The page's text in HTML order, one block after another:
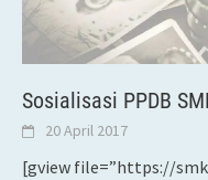
Sosialisasi PPDB
20 April 2017
[gview file=”https://